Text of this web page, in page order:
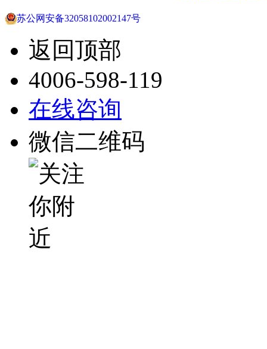
苏公网安备32058102002147号
返回顶部
4006-598-119
在线咨询
微信二维码